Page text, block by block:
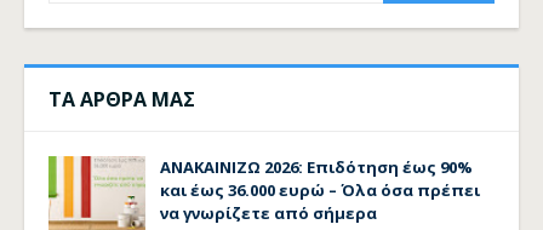
ΤΑ ΑΡΘΡΑ ΜΑΣ
ΑΝΑΚΑΙΝΙΖΩ 2026: Επιδότηση έως 90%
και έως 36.000 ευρώ – Όλα όσα πρέπει
να γνωρίζετε από σήμερα